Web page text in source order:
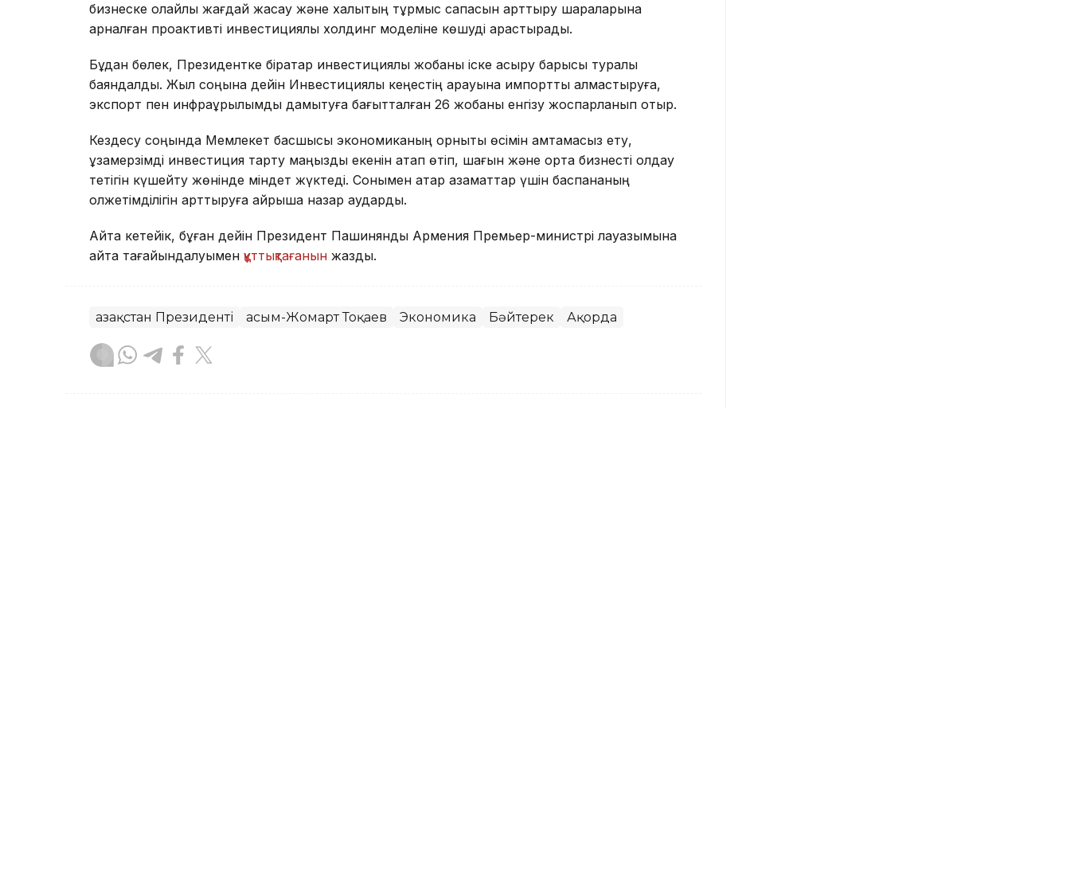
бизнеске қолайлы жағдай жасау және халықтың тұрмыс сапасын арттыру шараларына
арналған проактивті инвестициялық холдинг моделіне көшуді қарастырады.
Бұдан бөлек, Президентке бірқатар инвестициялық жобаны іске асыру барысы туралы
баяндалды. Жыл соңына дейін Инвестициялық кеңестің қарауына импортты алмастыруға,
экспорт пен инфрақұрылымды дамытуға бағытталған 26 жобаны енгізу жоспарланып отыр.
Кездесу соңында Мемлекет басшысы экономиканың орнықты өсімін қамтамасыз ету,
ұзақмерзімді инвестиция тарту маңызды екенін атап өтіп, шағын және орта бизнесті қолдау
тетігін күшейту жөнінде міндет жүктеді. Сонымен қатар азаматтар үшін баспананың
қолжетімділігін арттыруға айрықша назар аударды.
Айта кетейік, бұған дейін Президент Пашинянды Армения Премьер-министрі лауазымына
қайта тағайындалуымен құттықтағанын жаздық.
Қазақстан Президенті Қасым-Жомарт Тоқаев Экономика Бәйтерек Ақорда